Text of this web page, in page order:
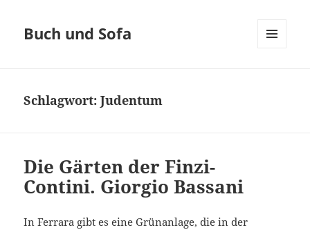
Buch und Sofa
Schlagwort:Judentum
Die Gärten der Finzi-
Contini. Giorgio Bassani
In Ferrara gibt es eine Grünanlage, die in der